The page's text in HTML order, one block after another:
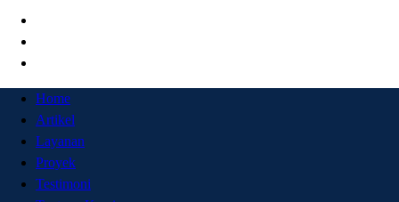
Home
Artikel
Layanan
Proyek
Testimoni